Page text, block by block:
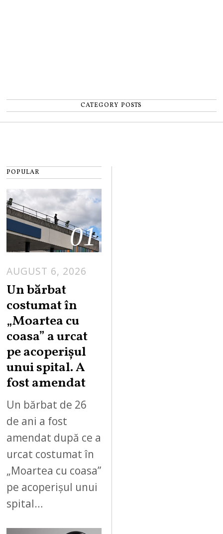
CATEGORY POSTS
POPULAR
01
AUGUST 6, 2026
Un bărbat
costumat în
„Moartea cu
coasa” a urcat
pe acoperișul
unui spital. A
fost amendat
Un bărbat de 26
de ani a fost
amendat după ce a
urcat costumat în
„Moartea cu coasa”
pe acoperișul unui
spital…